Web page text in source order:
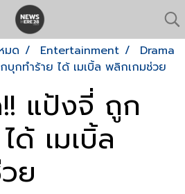
มด Entertainment
Drama
บุกทำร้าย ได้ เมเบิ้ล พลิกเกมช่วย
!! แป้งจี่ ถูก
ด้ เมเบิ้ล
ย